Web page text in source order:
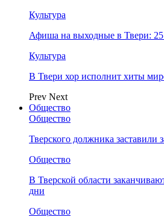
Культура
Афиша на выходные в Твери:
Культура
В Твери хор исполнит хиты
Prev Next
Общество
Общество
Тверского должника заставили
Общество
В Тверской области
дни
Общество